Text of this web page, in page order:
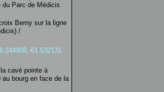
du Parc de Médicis
Berny sur la ligne
/
61.532131
cavé pointe à
bourg en face de la